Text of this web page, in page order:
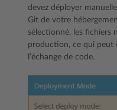
devez déployer
Git de votre
sélectionné, les fichiers
production, ce qui peut
l’échange de code.